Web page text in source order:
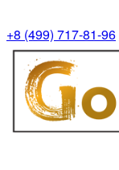
+8 (499) 717-81-96